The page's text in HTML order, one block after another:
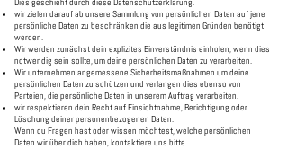
wir zielen darauf ab unsere Sammlung von persönlichen Daten auf jene
persönliche Daten zu beschränken die aus legitimen Gründen benötigt
werden.
Wir werden zunächst dein explizites Einverständnis einholen, wenn dies
notwendig sein sollte, um deine persönlichen Daten zu verarbeiten.
Wir unternehmen angemessene Sicherheitsmaßnahmen um deine
persönlichen Daten zu schützen und verlangen dies ebenso von
Parteien, die persönliche Daten in unserem Auftrag verarbeiten.
wir respektieren dein Recht auf Einsichtnahme, Berichtigung oder
Löschung deiner personenbezogenen Daten.
Wenn du Fragen hast oder wissen möchtest, welche persönlichen
Daten wir über dich haben, kontaktiere uns bitte.